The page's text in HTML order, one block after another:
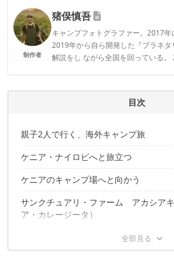
CAMP HACK編集部のプロフィール
制作者
猪俣慎吾
キャンプフォトグラファー。2017年
2019年から自ら開発した『プラネ
解説をし ながら全国を回っている
ネーターとしても仕事をしている。
子と2人で行く父子キャンプにハマっ
猪俣慎吾のプロフィール
目次
親子2人で行く、海外キャンプ旅
ケニア・ナイロビへと旅立つ
ケニアのキャンプ場へと向かう
サンクチュアリ・ファーム アカシア
ア・カレージータ）
夢だった100万匹のフラミンゴを観に